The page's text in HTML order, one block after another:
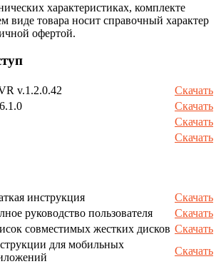
характеристиках, комплекте
виде товара носит справочный характер
офертой.
v.1.2.0.42
Скачать
Скачать
Скачать
Скачать
инструкция
Скачать
руководство пользователя
Скачать
совместимых жестких дисков Скачать
для мобильных
Скачать